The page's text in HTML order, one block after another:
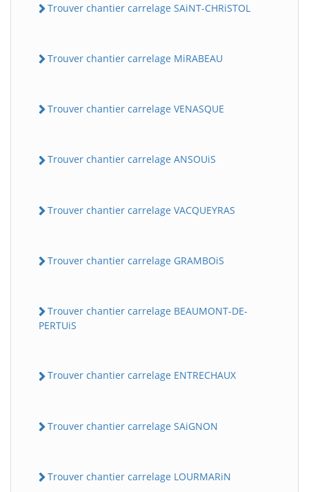
Trouver chantier carrelage SAiNT-CHRiSTOL
Trouver chantier carrelage MiRABEAU
Trouver chantier carrelage VENASQUE
Trouver chantier carrelage ANSOUiS
Trouver chantier carrelage VACQUEYRAS
Trouver chantier carrelage GRAMBOiS
Trouver chantier carrelage BEAUMONT-DE-
PERTUiS
Trouver chantier carrelage ENTRECHAUX
Trouver chantier carrelage SAiGNON
Trouver chantier carrelage LOURMARiN